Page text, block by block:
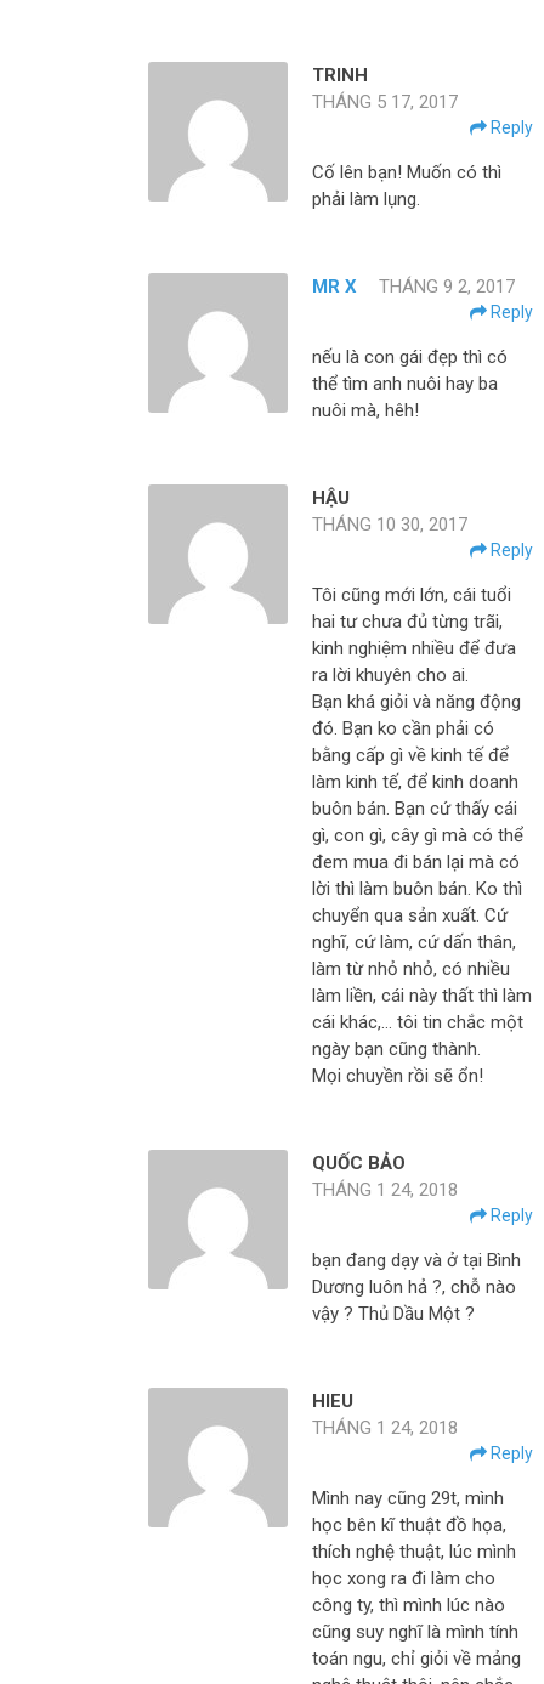
TRINH
THÁNG 5 17, 2017
Reply
Cố lên bạn! Muốn có thì
phải làm lụng.
MR X THÁNG 9 2, 2017
Reply
nếu là con gái đẹp thì có
thể tìm anh nuôi hay ba
nuôi mà, hêh!
HẬU
THÁNG 10 30, 2017
Reply
Tôi cũng mới lớn, cái tuổi
hai tư chưa đủ từng trãi,
kinh nghiệm nhiều để đưa
ra lời khuyên cho ai.
Bạn khá giỏi và năng động
đó. Bạn ko cần phải có
bằng cấp gì về kinh tế để
làm kinh tế, để kinh doanh
buôn bán. Bạn cứ thấy cái
gì, con gì, cây gì mà có thể
đem mua đi bán lại mà có
lời thì làm buôn bán. Ko thì
chuyển qua sản xuất. Cứ
nghĩ, cứ làm, cứ dấn thân,
làm từ nhỏ nhỏ, có nhiều
làm liền, cái này thất thì làm
cái khác,… tôi tin chắc một
ngày bạn cũng thành.
Mọi chuyền rồi sẽ ổn!
QUỐC BẢO
THÁNG 1 24, 2018
Reply
bạn đang dạy và ở tại Bình
Dương luôn hả ?, chỗ nào
vậy ? Thủ Dầu Một ?
HIEU
THÁNG 1 24, 2018
Reply
Mình nay cũng 29t, mình
học bên kĩ thuật đồ họa,
thích nghệ thuật, lúc mình
học xong ra đi làm cho
công ty, thì mình lúc nào
cũng suy nghĩ là mình tính
toán ngu, chỉ giỏi về mảng